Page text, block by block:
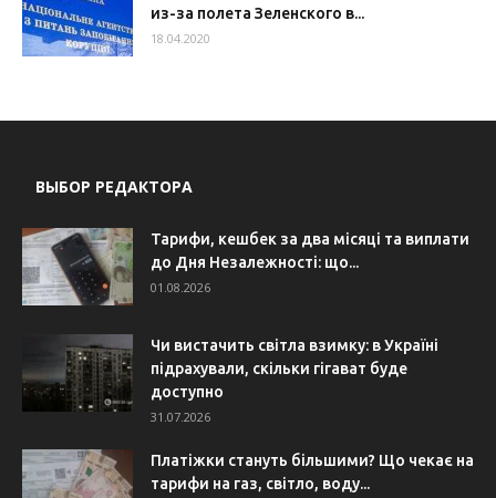
из-за полета Зеленского в...
18.04.2020
ВЫБОР РЕДАКТОРА
Тарифи, кешбек за два місяці та виплати
до Дня Незалежності: що...
01.08.2026
Чи вистачить світла взимку: в Україні
підрахували, скільки гігават буде
доступно
31.07.2026
Платіжки стануть більшими? Що чекає на
тарифи на газ, світло, воду...